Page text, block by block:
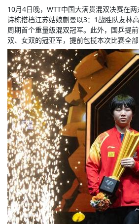
10月4日晚，WTT中国大满贯混双决赛在
诗栋搭档江苏姑娘蒯曼以3：1战胜队友林
周期首个重量级混双冠军。此外，国乒提
双、女双的冠亚军，提前包揽本次比赛全部